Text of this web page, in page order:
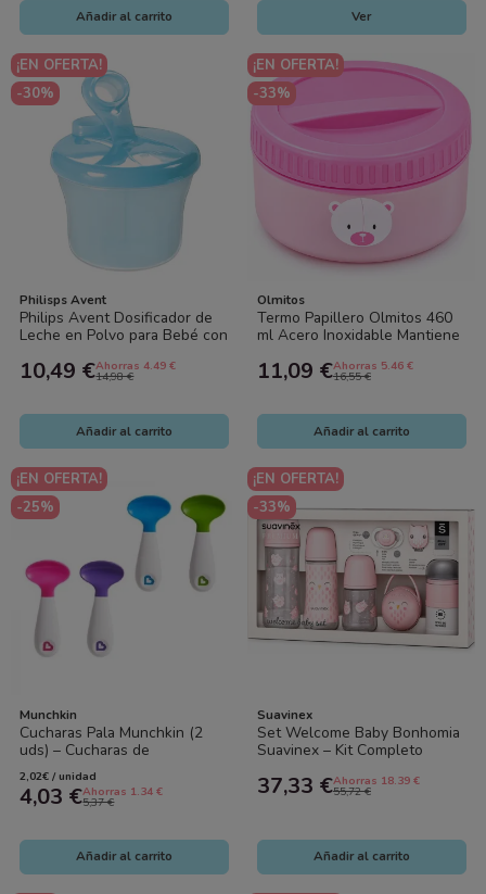
Añadir al carrito Ver
¡EN OFERTA!
-30%
Philisps Avent
Philips Avent Dosificador de
Leche en Polvo para Bebé con
10,49 €Ahorras 4.49 €
14,98 €
Añadir al carrito
¡EN OFERTA!
-33%
Olmitos
Termo Papillero Olmitos 460
ml Acero Inoxidable Mantiene
11,09 €Ahorras 5.46 €
16,55 €
Añadir al carrito
¡EN OFERTA!
-25%
Munchkin
Cucharas Pala Munchkin (2
uds) – Cucharas de
Aprendizaje para Bebé |
Fáciles de Usar
2,02€ / unidad
4,03 €Ahorras 1.34 €
5,37 €
Añadir al carrito
¡EN OFERTA!
-33%
Suavinex
Set Welcome Baby Bonhomia
Suavinex – Kit Completo
Chupete...
37,33 €Ahorras 18.39 €
55,72 €
Añadir al carrito